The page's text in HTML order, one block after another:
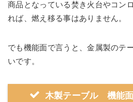
商品となっている焚き火台やコン
れば、燃え移る事はありません。
でも機能面で言うと、金属製のテ
いです。
木製テーブル 機能